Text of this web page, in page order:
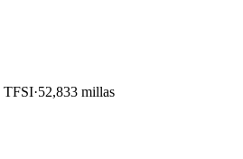
TFSI 52,833 millas